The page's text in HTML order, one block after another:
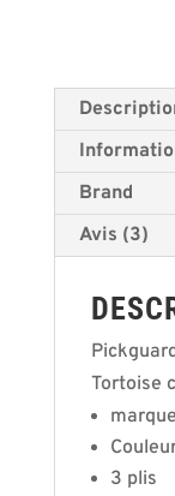
Brand
Avis (3)
Tortoise
3 plis